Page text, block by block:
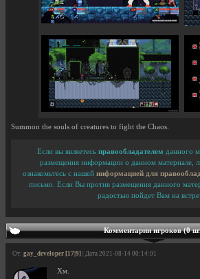
Summon the souls of creatures to fight the Chaos.
Если вы являетесь правообладателем данного
размещения информации о данном материале,
ознакомьтесь с нашей информацией для
письмо. Если Вы против размещения данного
радостью пойдет Вам на
Комментарии игроков (0
От: gay_developer [17|9] | Дата 2021-08-14 00:14:01
Хм.